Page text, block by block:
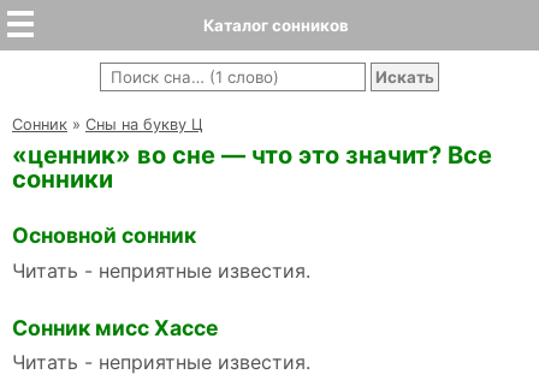
Каталог сонников
Cонник » Сны на букву Ц
«ценник» во сне — что это значит? Все
сонники
Основной сонник
Читать - неприятные известия.
Сонник мисс Хассе
Читать - неприятные известия.